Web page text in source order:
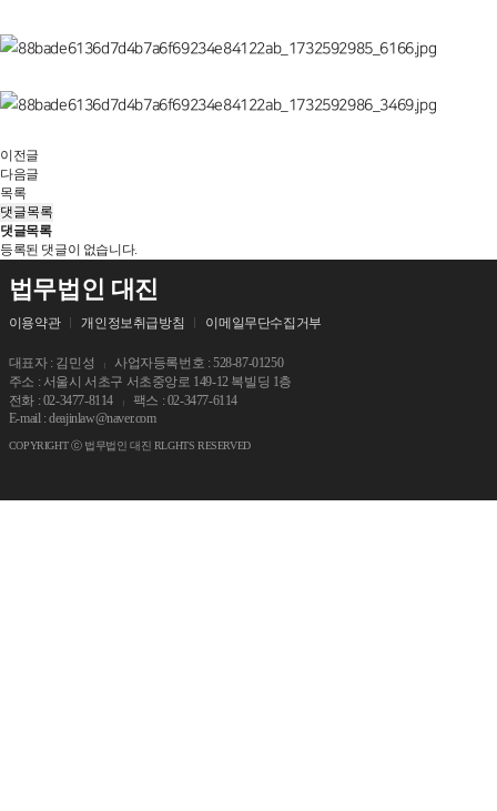
이전글
다음글
목록
댓글목록
댓글목록
등록된 댓글이 없습니다.
법무법인 대진
이용약관 개인정보취급방침 이메일무단수집거부
대표자 : 김민성
사업자등록번호 : 528-87-01250
주소 : 서울시 서초구 서초중앙로 149-12 복빌딩 1층
전화 : 02-3477-8114
팩스 : 02-3477-6114
E-mail : deajinlaw@naver.com
COPYRIGHT ⓒ 법무법인 대진 RLGHTS RESERVED